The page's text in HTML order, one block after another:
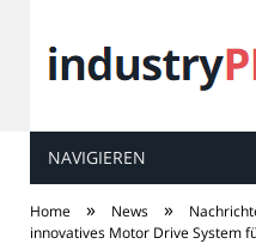
NAVIGIEREN
Home » News »
innovatives Motor Drive System